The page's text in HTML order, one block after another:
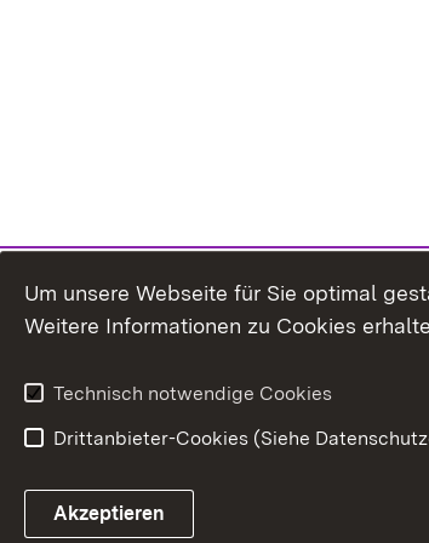
Um unsere Webseite für Sie optimal
Weitere Informationen zu Cookies
Technisch notwendige Cookies
Drittanbieter-Cookies (Siehe
Akzeptieren